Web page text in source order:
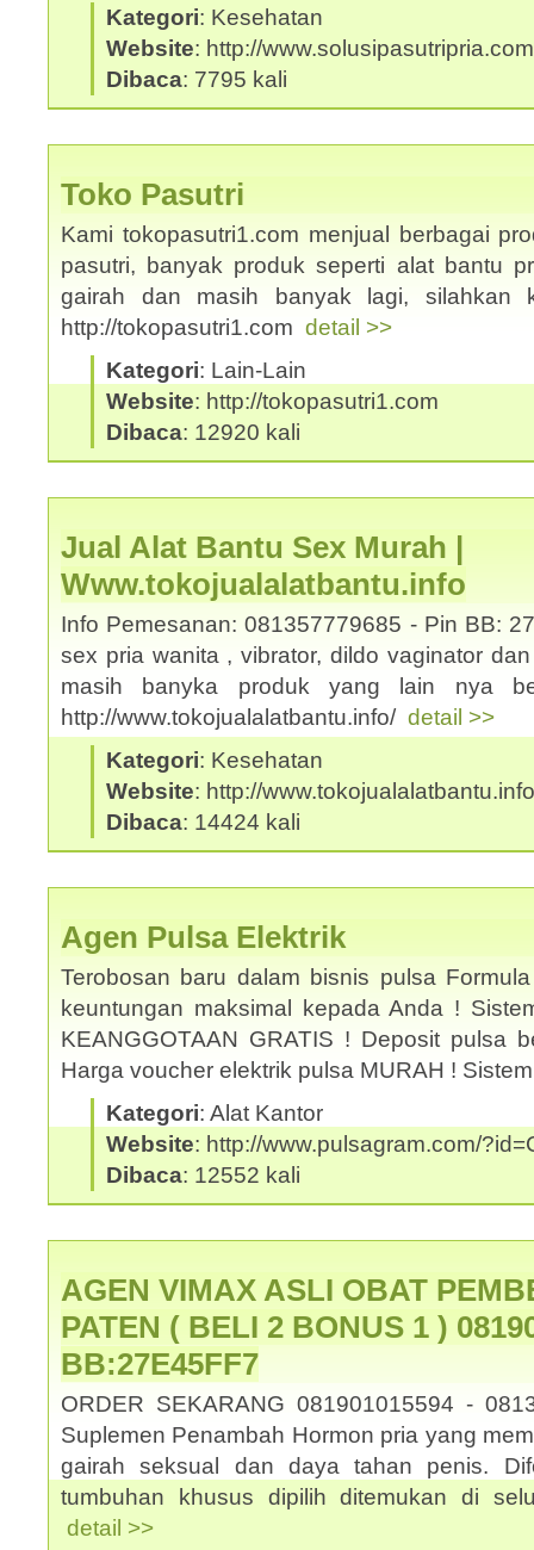
Kategori: Kesehatan
Website: http://www.solusipasutripria.com
Dibaca: 7795 kali
Toko Pasutri
Kami tokopasutri1.com menjual berbagai
pasutri, banyak produk seperti alat bantu
gairah dan masih banyak lagi, silahkan
http://tokopasutri1.com detail >>
Kategori: Lain-Lain
Website: http://tokopasutri1.com
Dibaca: 12920 kali
Jual Alat Bantu Sex Murah |
Www.tokojualalatbantu.info
Info Pemesanan: 081357779685 - Pin BB:
sex pria wanita , vibrator, dildo vaginator
masih banyka produk yang lain nya
http://www.tokojualalatbantu.info/ detail >>
Kategori: Kesehatan
Website: http://www.tokojualalatbantu.info
Dibaca: 14424 kali
Agen Pulsa Elektrik
Terobosan baru dalam bisnis pulsa
keuntungan maksimal kepada Anda !
KEANGGOTAAN GRATIS ! Deposit pulsa
Harga voucher elektrik pulsa MURAH !
Kategori: Alat Kantor
Website: http://www.pulsagram.com/
Dibaca: 12552 kali
AGEN VIMAX ASLI OBAT
PATEN ( BELI 2 BONUS 1 )
BB:27E45FF7
ORDER SEKARANG 081901015594 -
Suplemen Penambah Hormon pria yang
gairah seksual dan daya tahan penis.
tumbuhan khusus dipilih ditemukan di
detail >>